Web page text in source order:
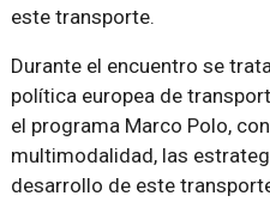
este transporte.
Durante el encuentro se
política europea de
el programa Marco Polo,
multimodalidad, las
desarrollo de este